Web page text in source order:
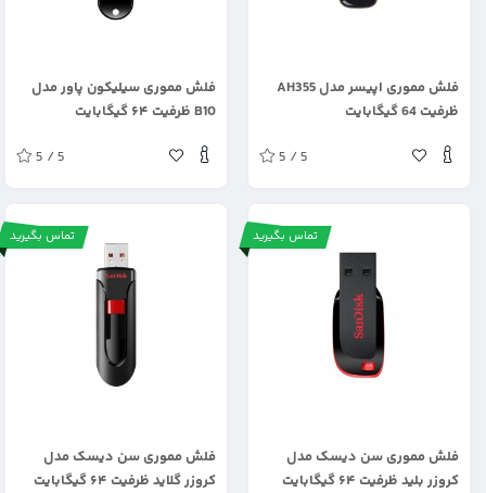
فلش مموری اپیسر مدل AH355
ظرفیت 64 گیگابایت
5 / 5
فلش مموری سیلیکون پاور مدل
B10 ظرفیت ۶۴ گیگابایت
5 / 5
تماس بگیرید
فلش مموری سن دیسک مدل
کروزر بلید ظرفیت ۶۴ گیگابایت
تماس بگیرید
فلش مموری سن دیسک مدل
کروزر گلاید ظرفیت ۶۴ گیگابایت